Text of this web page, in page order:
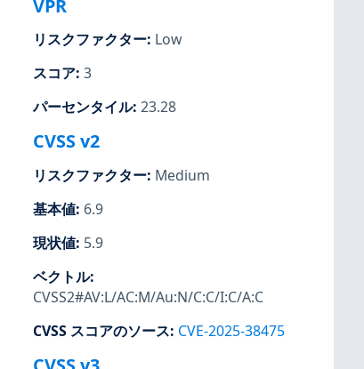
VPR
リスクファクター: Low
スコア: 3
パーセンタイル: 23.28
CVSS v2
リスクファクター: Medium
基本値: 6.9
現状値: 5.9
ベクトル:
CVSS2#AV:L/AC:M/Au:N/C:C/I:C/A:C
CVSS スコアのソース: CVE-2025-38475